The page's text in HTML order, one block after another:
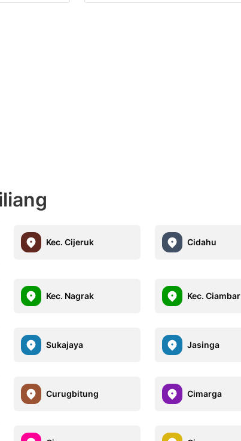
Kec. Cijeruk Cidahu
Kec. Nagrak Kec. Ciambar
Sukajaya Jasinga
Curugbitung Cimarga